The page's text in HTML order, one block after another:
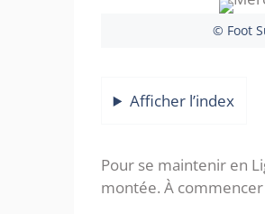
© Foot
Afficher l’index
Pour se maintenir en
montée. À